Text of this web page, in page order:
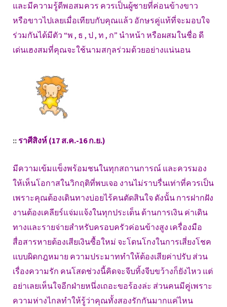
และมีความรู้ดีพอสมควร ควรเป็นผู้ชายที่ค่อนข้างขาว
หรือขาวไปเลยเมื่อเทียบกับคุณแล้ว อักษรคู่แท้ที่จะมอบใจ
ร่วมกันได้มีตัว “พ , ธ , ป , ท , ก” นำหน้า หรือผสมในชื่อ ดี
เด่นเฮงสมที่คุณจะใช้นามสกุลร่วมด้วยอย่างแน่นอน
::ราศีสิงห์ (17 ส.ค.-16 ก.ย.)
มีความเข้มแข็งพร้อมชนในทุกสถานการณ์ และควรมอง
ให้เห็นโอกาสในวิกฤติที่พบเจอ งานไม่ราบรื่นเท่าที่ควรเป็น
เพราะคุณต้องเดินทางบ่อยไร้คนตัดสินใจ ดังนั้น การฝากฝัง
งานต้องเคลียร์แจ่มแจ้งในทุกประเด็น ด้านการเงิน ค่าเดิน
ทางและรายจ่ายสำหรับครอบครัวค่อนข้างสูง เครื่องมือ
สื่อสารหายต้องเสียเงินซื้อใหม่ จะโดนโกงในการเสี่ยงโชค
แบบผิดกฎหมาย ความประมาททำให้ต้องเสียค่าปรับ ส่วน
เรื่องความรัก คนโสดช่วงนี้คิดจะจีบทิ้งจีบขว้างก็ยังไหว แต่
อย่าเลยเห็นใจอีกฝ่ายหนึ่งเถอะขอร้องล่ะ ส่วนคนมีคู่เพราะ
ความห่างไกลทำให้รู้ว่าคุณทั้งสองรักกันมากแค่ไหน